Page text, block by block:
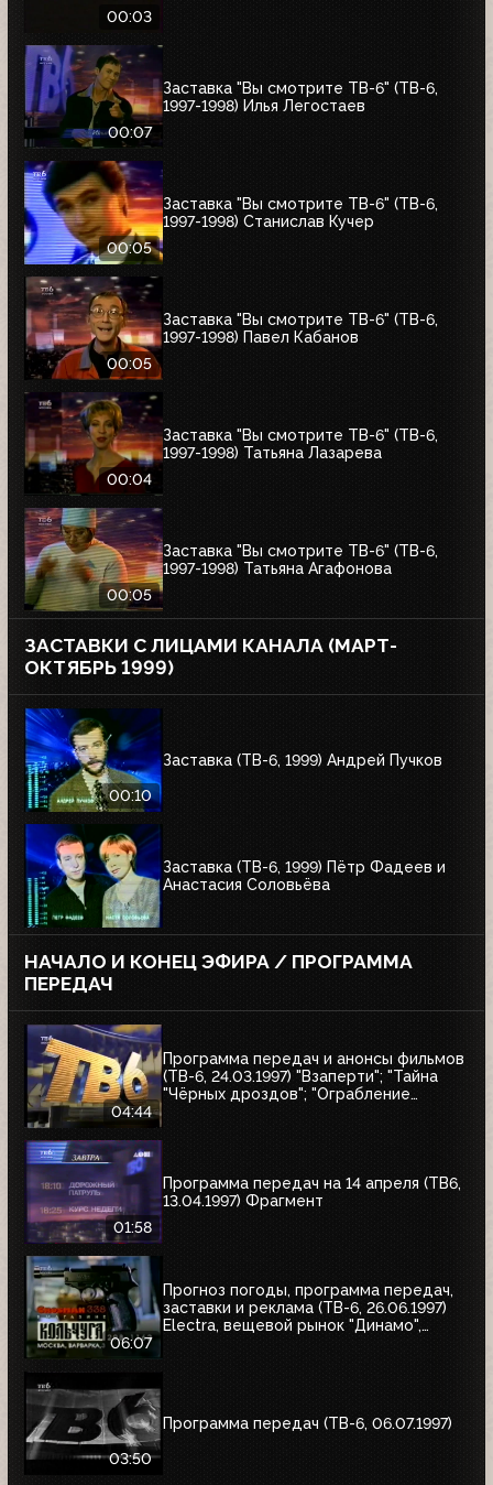
00:03
00:07
Заставка "Вы смотрите ТВ-6" (ТВ-6,
1997-1998) Илья Легостаев
00:05
Заставка "Вы смотрите ТВ-6" (ТВ-6,
1997-1998) Станислав Кучер
00:05
Заставка "Вы смотрите ТВ-6" (ТВ-6,
1997-1998) Павел Кабанов
00:04
Заставка "Вы смотрите ТВ-6" (ТВ-6,
1997-1998) Татьяна Лазарева
00:05
Заставка "Вы смотрите ТВ-6" (ТВ-6,
1997-1998) Татьяна Агафонова
ЗАСТАВКИ С ЛИЦАМИ КАНАЛА (МАРТ-
ОКТЯБРЬ 1999)
00:10
Заставка (ТВ-6, 1999) Андрей Пучков
Заставка (ТВ-6, 1999) Пётр Фадеев и
Анастасия Соловьёва
НАЧАЛО И КОНЕЦ ЭФИРА / ПРОГРАММА
ПЕРЕДАЧ
04:44
Программа передач и анонсы фильмов
(ТВ-6, 24.03.1997) "Взаперти"; "Тайна
"Чёрных дроздов"; "Ограбление
01:58
Программа передач на 14 апреля (ТВ6,
13.04.1997) Фрагмент
06:07
Прогноз погоды, программа передач,
заставки и реклама (ТВ-6, 26.06.1997)
Electra, вещевой рынок "Динамо",
03:50
Программа передач (ТВ-6, 06.07.1997)